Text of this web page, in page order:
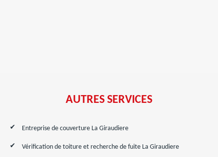
AUTRES SERVICES
Entreprise de couverture La Giraudiere
Vérification de toiture et recherche de fuite La Giraudiere